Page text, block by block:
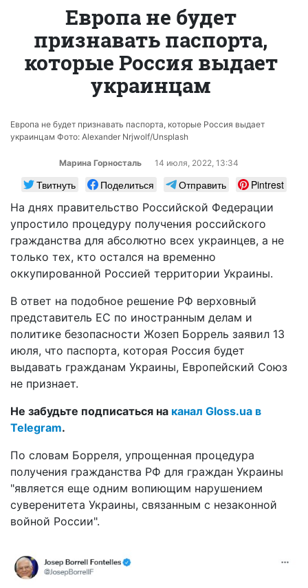
Европа не будет
признавать паспорта,
которые Россия выдает
украинцам
Европа не будет признавать паспорта, которые Россия выдает
украинцам Фото: Alexander Nrjwolf/Unsplash
Марина Горносталь 14 июля, 2022, 13:34
Твитнуть Поделиться Отправить
Pintrest
На днях правительство Российской Федерации
упростило процедуру получения российского
гражданства для абсолютно всех украинцев, а не
только тех, кто остался на временно
оккупированной Россией территории Украины.
В ответ на подобное решение РФ верховный
представитель ЕС по иностранным делам и
политике безопасности Жозеп Боррель заявил 13
июля, что паспорта, которая Россия будет
выдавать гражданам Украины, Европейский Союз
не признает.
Не забудьте подписаться на канал Gloss.ua в
Telegram.
По словам Борреля, упрощенная процедура
получения гражданства РФ для граждан Украины
"является еще одним вопиющим нарушением
суверенитета Украины, связанным с незаконной
войной России".